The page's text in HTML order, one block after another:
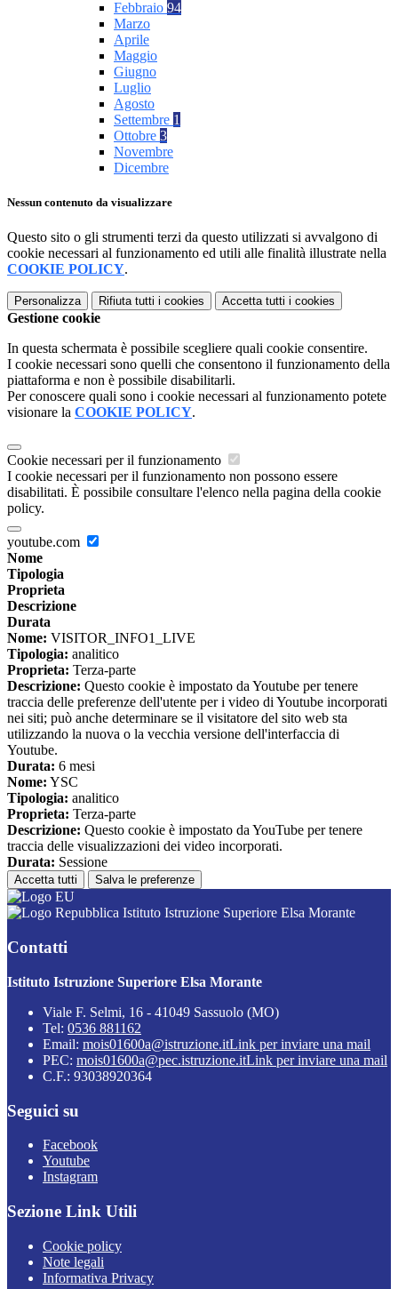
Febbraio 94
Marzo
Aprile
Maggio
Giugno
Luglio
Agosto
Settembre 1
Ottobre 3
Novembre
Dicembre
Nessun contenuto da visualizzare
Questo sito o gli strumenti terzi da questo utilizzati si avvalgono di
cookie necessari al funzionamento ed utili alle finalità illustrate nella
COOKIE POLICY.
Personalizza Rifiuta tutti i cookies Accetta tutti i cookies
Gestione cookie
In questa schermata è possibile scegliere quali cookie consentire.
I cookie necessari sono quelli che consentono il funzionamento della
piattaforma e non è possibile disabilitarli.
Per conoscere quali sono i cookie necessari al funzionamento potete
visionare la COOKIE POLICY.
Cookie necessari per il funzionamento
I cookie necessari per il funzionamento non possono essere
disabilitati. È possibile consultare l'elenco nella pagina della cookie
policy.
youtube.com
Nome
Tipologia
Proprieta
Descrizione
Durata
Nome: VISITOR_INFO1_LIVE
Tipologia: analitico
Proprieta: Terza-parte
Descrizione: Questo cookie è impostato da Youtube per tenere
traccia delle preferenze dell'utente per i video di Youtube incorporati
nei siti; può anche determinare se il visitatore del sito web sta
utilizzando la nuova o la vecchia versione dell'interfaccia di
Youtube.
Durata: 6 mesi
Nome: YSC
Tipologia: analitico
Proprieta: Terza-parte
Descrizione: Questo cookie è impostato da YouTube per tenere
traccia delle visualizzazioni dei video incorporati.
Durata: Sessione
Accetta tutti Salva le preferenze
Istituto Istruzione Superiore Elsa Morante
Contatti
Istituto Istruzione Superiore Elsa Morante
Viale F. Selmi, 16 - 41049 Sassuolo (MO)
Tel: 0536 881162
Email: mois01600a@istruzione.itLink per inviare una mail
PEC: mois01600a@pec.istruzione.itLink per inviare una mail
C.F.: 93038920364
Seguici su
Facebook
Youtube
Instagram
Sezione Link Utili
Cookie policy
Note legali
Informativa Privacy